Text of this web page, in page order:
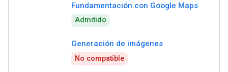
Fundamentación con Google Maps
Admitido
Generación de imágenes
No compatible